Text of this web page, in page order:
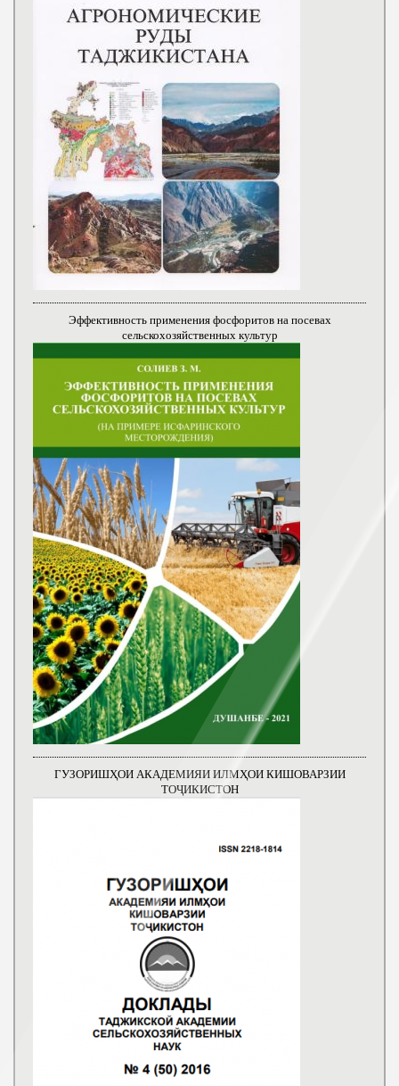
Эффективность применения фосфоритов на посевах
сельскохозяйственных культур
ГУЗОРИШҲОИ АКАДЕМИЯИ ИЛМҲОИ КИШОВАРЗИИ
ТОҶИКИСТОН